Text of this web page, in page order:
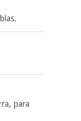
para